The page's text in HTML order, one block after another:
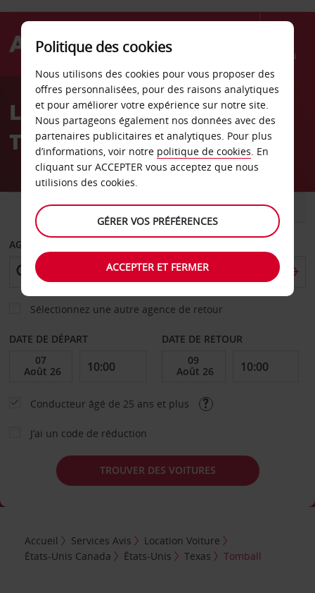
Menu
AvisLocation de voiture
Tomball
VOITURE UTILITAIRE
AGENCE DE DÉPART
Sélectionnez une autre agence de retour
DATE DE DÉPART DATE DE RETOUR
Conducteur âgé de 25 ans et plus
J’ai un code de réduction
TROUVER DES VOITURES
Accueil Services Avis
Location Voiture
États-Unis Canada
États-Unis Texas Tomball
Politique des cookies
Nous utilisons des cookies pour vous proposer des
offres personnalisées, pour des raisons analytiques
et pour améliorer votre expérience sur notre site.
Nous partageons également nos données avec des
partenaires publicitaires et analytiques. Pour plus
d’informations, voir notre politique de cookies. En
cliquant sur ACCEPTER vous acceptez que nous
utilisions des cookies.
GÉRER VOS PRÉFÉRENCES
ACCEPTER ET FERMER